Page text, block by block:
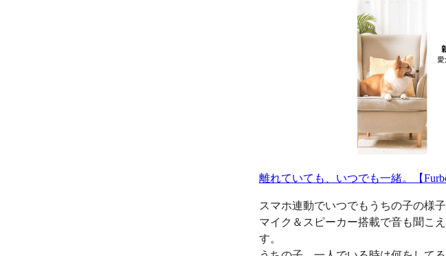
離れていても、いつでも一緒。【
スマホ連動でいつでもうちの子の様
マイク＆スピーカー搭載で音も聞こ
す。